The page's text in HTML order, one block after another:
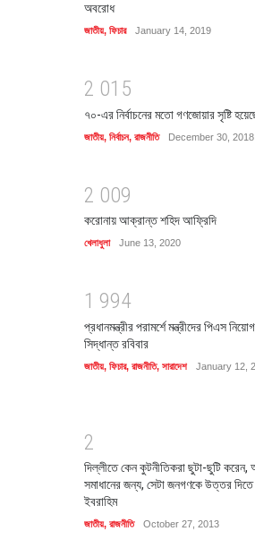
অবরোধ
জাতীয়, ফিচার January 14, 2019
2 01 5
৭০-এর নির্বাচনের মতো গণজোয়ার সৃষ্টি
জাতীয়, নির্বাচন, রাজনীতি December 30, 2018
2 009
করোনায় আক্রান্ত শহিদ আফ্রিদি
খেলাধুলা June 13, 2020
1 994
প্রধানমন্ত্রীর পরামর্শে মন্ত্রীদের পিএস
সিদ্ধান্ত রবিবার
জাতীয়, ফিচার, রাজনীতি, সারাদেশ January 12,
2
দিল্লীতে কেন কুটনীতিকরা ছুটা-ছুটি করেন,
সমাধানের জন্য, সেটা জনগণকে উত্তর দিতে
ইবরাহিম
জাতীয়, রাজনীতি October 27, 2013